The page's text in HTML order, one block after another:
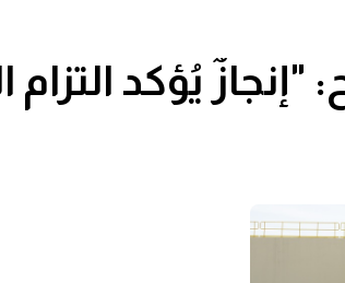
يُؤكد التزام